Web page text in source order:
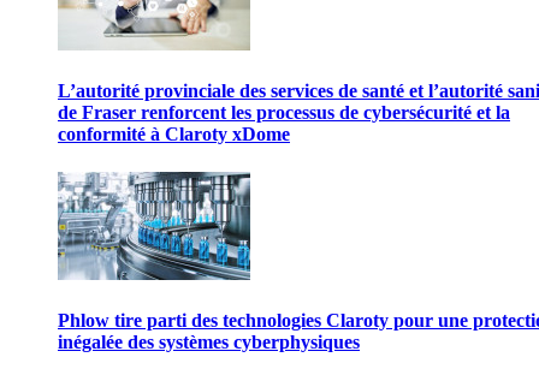
L’autorité provinciale des services de santé et l’autorité
de Fraser renforcent les processus de cybersécurité et la
conformité à Claroty xDome
Phlow tire parti des technologies Claroty pour une
inégalée des systèmes cyberphysiques